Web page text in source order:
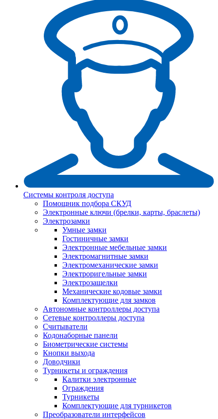
Системы контроля доступа
Помощник подбора СКУД
Электронные ключи (брелки, карты, браслеты)
Электрозамки
Умные замки
Гостиничные замки
Электронные мебельные замки
Электромагнитные замки
Электромеханические замки
Электроригельные замки
Электрозащелки
Механические кодовые замки
Комплектующие для замков
Автономные контроллеры доступа
Сетевые контроллеры доступа
Считыватели
Кодонаборные панели
Биометрические системы
Кнопки выхода
Доводчики
Турникеты и ограждения
Калитки электронные
Ограждения
Турникеты
Комплектующие для турникетов
Преобразователи интерфейсов